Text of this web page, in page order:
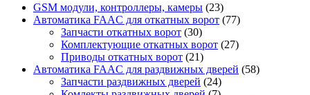
GSM модули, контроллеры, камеры (23)
Автоматика FAAC для откатных ворот (77)
Запчасти откатных ворот (30)
Комплектующие откатных ворот (27)
Приводы откатных ворот (21)
Автоматика FAAC для раздвижных дверей (58)
Запчасти раздвижных дверей (24)